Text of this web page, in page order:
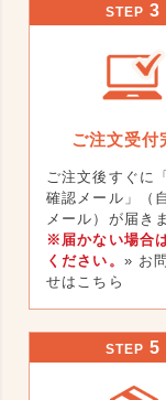
STEP 3
ご注文受付
ご注文後すぐに
確認メール」（
メール）が届き
※届かない場合
ください。 » お
せはこちら
STEP 5